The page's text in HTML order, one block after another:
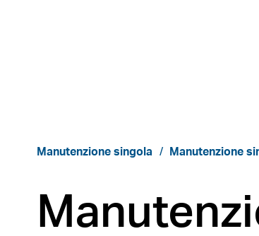
Manutenzione singola Manutenzione